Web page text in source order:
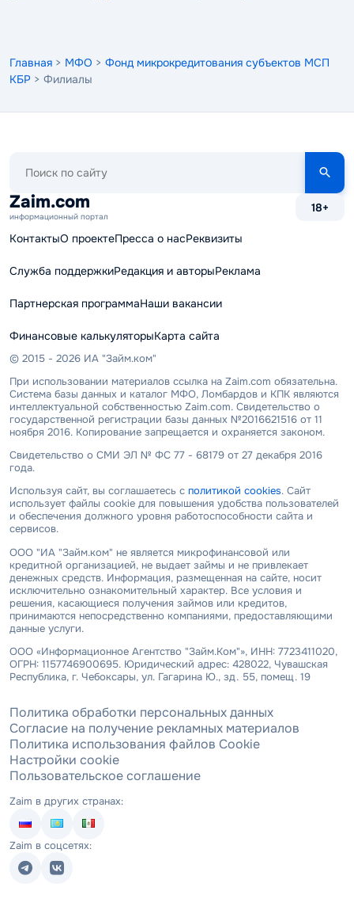
Главная > МФО > Фонд микрокредитования субъектов МСП
КБР > Филиалы
сайту
Zaim.com
информационный портал
18+
КонтактыО проектеПресса о насРеквизиты
Служба поддержкиРедакция и авторыРеклама
Партнерская программаНаши вакансии
Финансовые калькуляторыКарта сайта
© 2015 - 2026 ИА "Займ.ком"
При использовании материалов ссылка на Zaim.com обязательна.
Система базы данных и каталог МФО, Ломбардов и КПК являются
интеллектуальной собственностью Zaim.com. Свидетельство о
государственной регистрации базы данных №2016621516 от 11
ноября 2016. Копирование запрещается и охраняется законом.
Свидетельство о СМИ ЭЛ № ФС 77 - 68179 от 27 декабря 2016
года.
Используя сайт, вы соглашаетесь с политикой cookies. Сайт
использует файлы cookie для повышения удобства пользователей
и обеспечения должного уровня работоспособности сайта и
сервисов.
ООО "ИА "Займ.ком" не является микрофинансовой или
кредитной организацией, не выдает займы и не привлекает
денежных средств. Информация, размещенная на сайте, носит
исключительно ознакомительный характер. Все условия и
решения, касающиеся получения займов или кредитов,
принимаются непосредственно компаниями, предоставляющими
данные услуги.
ООО «Информационное Агентство "Займ.Ком"», ИНН: 7723411020,
ОГРН: 1157746900695. Юридический адрес: 428022, Чувашская
Республика, г. Чебоксары, ул. Гагарина Ю., зд. 55, помещ. 19
Политика обработки персональных данных
Согласие на получение рекламных материалов
Политика использования файлов Cookie
Настройки cookie
Пользовательское соглашение
Zaim в других странах:
Zaim в соцсетях: